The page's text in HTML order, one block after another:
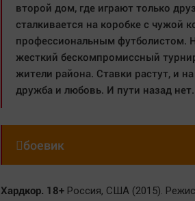
второй дом, где играют только
сталкивается на коробке с чужой
профессиональным футболистом.
жесткий бескомпромиссный
жители района. Ставки растут, и
дружба и любовь. И пути назад
боевик
Хардкор. 18+Россия, США (2015).